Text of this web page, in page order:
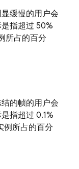
缓慢的用户会
指超过 50%
所占的百分
的帧的用户会
指超过 0.1%
例所占的百分